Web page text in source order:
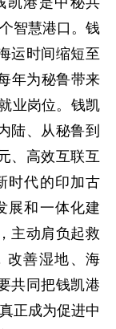
智慧港口。钱
运时间缩短至
年为秘鲁带来
业岗位。钱凯
陆、从秘鲁到
、高效互联互
时代的印加古
展和一体化建
主动肩负起救
改善湿地、海
共同把钱凯港
正成为促进中